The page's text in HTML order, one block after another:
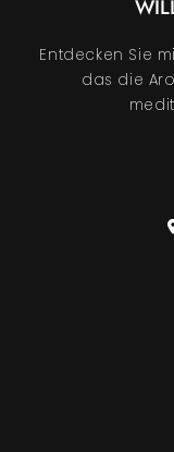
Entdecken Sie
das die